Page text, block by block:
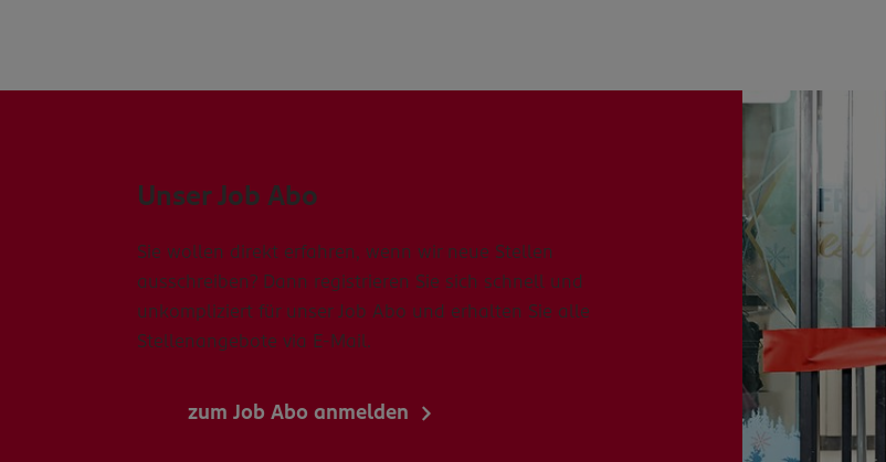
Unser Job Abo
Sie wollen direkt erfahren, wenn wir neue Stellen
ausschreiben? Dann registrieren Sie sich schnell und
unkompliziert für unser Job Abo und erhalten Sie alle
Stellenangebote via E-Mail.
zum Job Abo anmelden